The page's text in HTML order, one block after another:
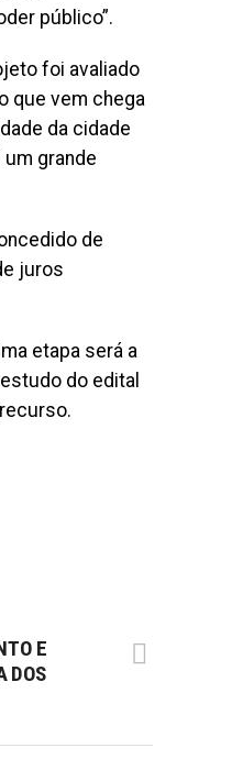
público”.
foi avaliado
que vem chega
da cidade
grande
de
juros
etapa será a
do edital
E
DOS